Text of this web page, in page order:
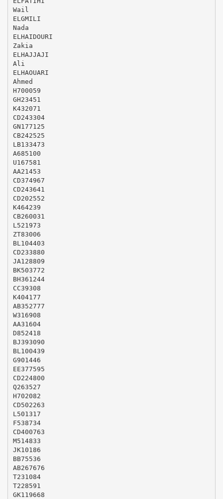
Wail
ELGMILI
Nada
ELHAIDOURI
Zakia
ELHAJJAJI
Ali
ELHAOUARI
Ahmed
H700059
GH23451
K432071
CD243304
GN177125
CB242525
LB133473
A685100
U167581
AA21453
CD374967
CD243641
CD202552
K464239
CB260031
L521973
ZT83006
BL104403
CD233880
JA128809
BK503772
BH361244
CC39308
K404177
AB352777
W316908
AA31604
D852418
BJ393090
BL100439
G901446
EE377595
CD224800
Q263527
H702082
CD502263
L501317
F538734
CD400763
M514833
JK10186
BB75536
AB267676
T231084
T228591
GK119668